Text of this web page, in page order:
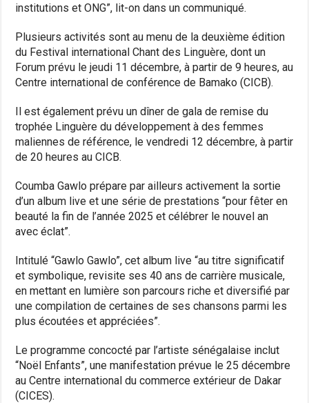
institutions et ONG”, lit-on dans un communiqué.
Plusieurs activités sont au menu de la deuxième édition
du Festival international Chant des Linguère, dont un
Forum prévu le jeudi 11 décembre, à partir de 9 heures, au
Centre international de conférence de Bamako (CICB).
Il est également prévu un dîner de gala de remise du
trophée Linguère du développement à des femmes
maliennes de référence, le vendredi 12 décembre, à partir
de 20 heures au CICB.
Coumba Gawlo prépare par ailleurs activement la sortie
d’un album live et une série de prestations “pour fêter en
beauté la fin de l’année 2025 et célébrer le nouvel an
avec éclat”.
Intitulé “Gawlo Gawlo”, cet album live “au titre significatif
et symbolique, revisite ses 40 ans de carrière musicale,
en mettant en lumière son parcours riche et diversifié par
une compilation de certaines de ses chansons parmi les
plus écoutées et appréciées”.
Le programme concocté par l’artiste sénégalaise inclut
“Noël Enfants”, une manifestation prévue le 25 décembre
au Centre international du commerce extérieur de Dakar
(CICES).